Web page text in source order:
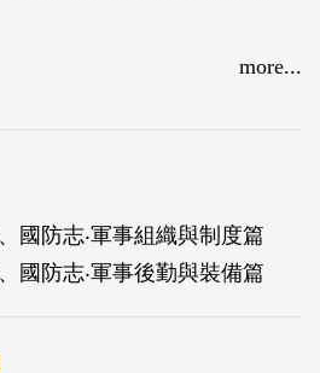
more...
國防志‧軍事組織與制度篇
國防志‧軍事後勤與裝備篇